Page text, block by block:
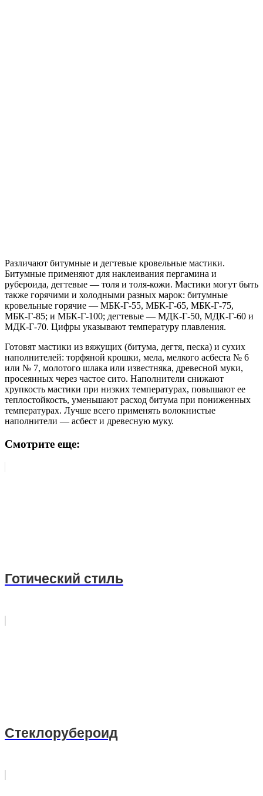
Различают битумные и дегтевые кровельные мастики.
Битумные применяют для наклеивания пергамина и
рубероида, дегтевые — толя и толя-кожи. Мастики могут быть
также горячими и холодными разных марок: битумные
кровельные горячие — МБК-Г-55, МБК-Г-65, МБК-Г-75,
МБК-Г-85; и МБК-Г-100; дегтевые — МДК-Г-50, МДК-Г-60 и
МДК-Г-70. Цифры указывают температуру плавления.
Готовят мастики из вяжущих (битума, дегтя, песка) и сухих
наполнителей: торфяной крошки, мела, мелкого асбеста № 6
или № 7, молотого шлака или известняка, древесной муки,
просеянных через частое сито. Наполнители снижают
хрупкость мастики при низких температурах, повышают ее
теплостойкость, уменьшают расход битума при пониженных
температурах. Лучше всего применять волокнистые
наполнители — асбест и древесную муку.
Смотрите еще:
Готический стиль
Стеклорубероид